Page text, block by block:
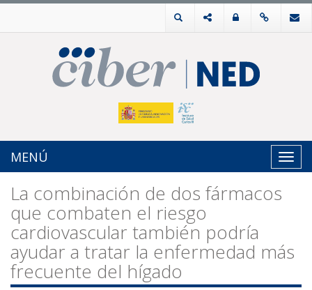
MENÚ
La combinación de dos fármacos
que combaten el riesgo
cardiovascular también podría
ayudar a tratar la enfermedad más
frecuente del hígado